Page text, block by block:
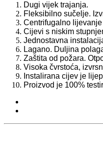
Dugi vijek trajanja.
Fleksibilno sučelje.
Centrifugalno
Cijevi s niskim
Jednostavna
Lagano. Duljina
Zaštita od požara.
Visoka čvrstoća,
Instalirana cijev je
Proizvod je 100%